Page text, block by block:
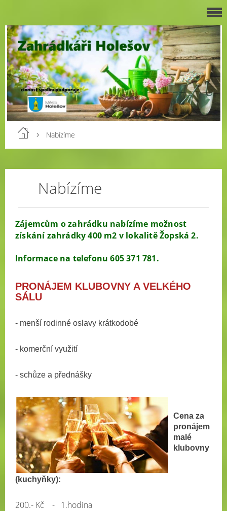
Nabízíme
Nabízíme
Zájemcům o zahrádku nabízíme možnost
získání zahrádky 400 m2 v lokalitě Žopská 2.
Informace na telefonu 605 371 781.
PRONÁJEM KLUBOVNY A VELKÉHO
SÁLU
- menší rodinné oslavy krátkodobé
- komerční využití
​- schůze a přednášky
Cena za
pronájem
malé
klubovny
(kuchyňky):
200.- Kč - 1.hodina